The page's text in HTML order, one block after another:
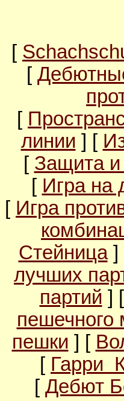
[
[
[
линии ] [
[ Защита и
[ Игра на
[ Игра
Стейница]
лучших
партий ] [
пешечного
пешки ] [
[ Гарри
[ Дебют